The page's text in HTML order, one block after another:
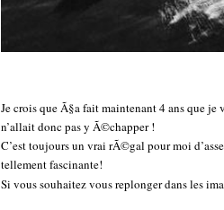
Je crois que Ã§a fait maintenant 4 ans que
n’allait donc pas y Ã©chapper !
C’est toujours un vrai rÃ©gal pour moi
tellement fascinante!
Si vous souhaitez vous replonger dans les